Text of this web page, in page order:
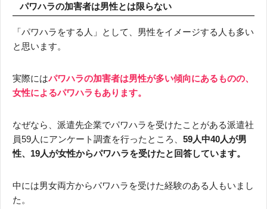
パワハラの加害者は男性とは限らない
「パワハラをする人」として、男性をイメージする人も多い
と思います。
実際にはパワハラの加害者は男性が多い傾向にあるものの、
女性によるパワハラもあります。
なぜなら、派遣先企業でパワハラを受けたことがある派遣社
員59人にアンケート調査を行ったところ、 59人中40人が男
性、19人が女性からパワハラを受けたと回答しています。
中には男女両方からパワハラを受けた経験のある人もいまし
た。